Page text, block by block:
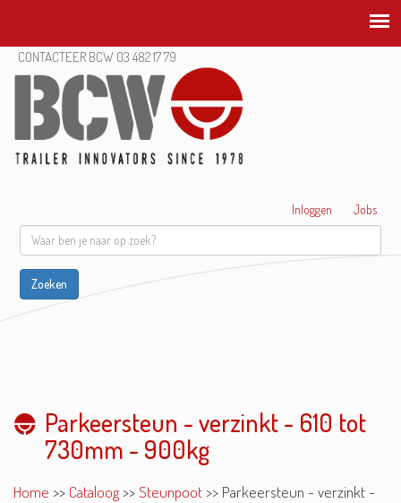
CONTACTEER BCW 03 482 17 79
Inloggen Jobs
ben
je
naar
Zoeken
Parkeersteun - verzinkt - 610 tot
730mm - 900kg
Home >> Cataloog >>Steunpoot >> Parkeersteun - verzinkt -